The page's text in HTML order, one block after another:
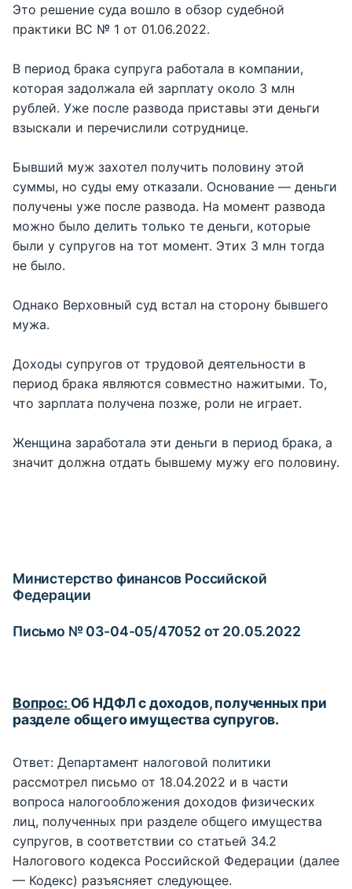
Это решение суда вошло в обзор судебной
практики ВС № 1 от 01.06.2022.
В период брака супруга работала в компании,
которая задолжала ей зарплату около 3 млн
рублей. Уже после развода приставы эти деньги
взыскали и перечислили сотруднице.
Бывший муж захотел получить половину этой
суммы, но суды ему отказали. Основание — деньги
получены уже после развода. На момент развода
можно было делить только те деньги, которые
были у супругов на тот момент. Этих 3 млн тогда
не было.
Однако Верховный суд встал на сторону бывшего
мужа.
Доходы супругов от трудовой деятельности в
период брака являются совместно нажитыми. То,
что зарплата получена позже, роли не играет.
Женщина заработала эти деньги в период брака, а
значит должна отдать бывшему мужу его половину.
Министерство финансов Российской
Федерации
Письмо № 03-04-05/47052 от 20.05.2022
Вопрос: Об НДФЛ с доходов, полученных при
разделе общего имущества супругов.
Ответ: Департамент налоговой политики
рассмотрел письмо от 18.04.2022 и в части
вопроса налогообложения доходов физических
лиц, полученных при разделе общего имущества
супругов, в соответствии со статьей 34.2
Налогового кодекса Российской Федерации (далее
— Кодекс) разъясняет следующее.